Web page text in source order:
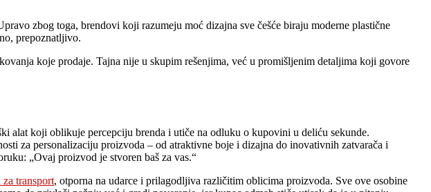
zbog toga, brendovi koji razumeju moć dizajna sve češće biraju moderne plastične
prepoznatljivo.
koje prodaje. Tajna nije u skupim rešenjima, već u promišljenim detaljima koji govore
alat koji oblikuje percepciju brenda i utiče na odluku o kupovini u deliću sekunde.
za personalizaciju proizvoda – od atraktivne boje i dizajna do inovativnih zatvarača i
„Ovaj proizvod je stvoren baš za vas.“
za transport, otporna na udarce i prilagodljiva različitim oblicima proizvoda. Sve ove osobine